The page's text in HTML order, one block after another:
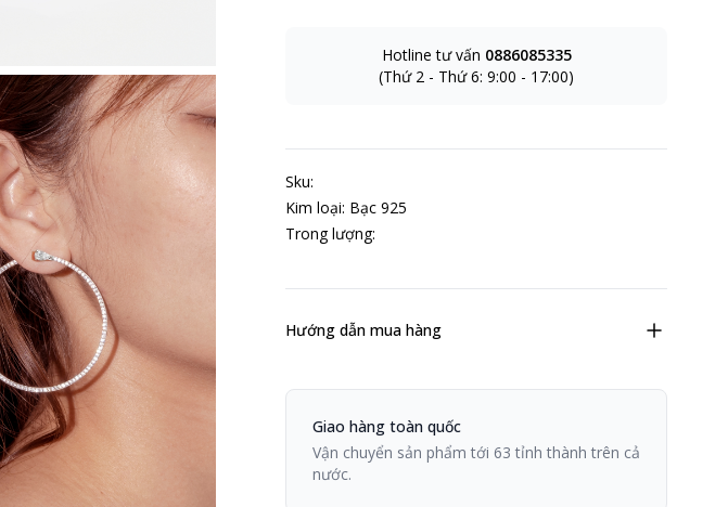
Hotline tư vấn 0886085335
(Thứ 2 - Thứ 6: 9:00 - 17:00)
Sku:
Kim loại: Bạc 925
Trong lượng:
Hướng dẫn mua hàng
Chính sách Viiva
Giao hàng toàn quốc
Vận chuyển sản phẩm tới 63 tỉnh thành trên cả
nước.